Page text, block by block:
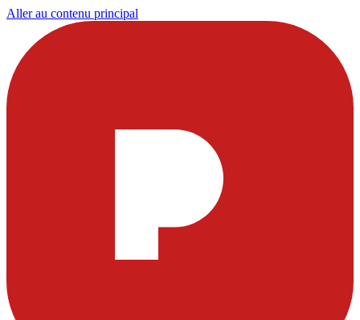
Aller au contenu principal